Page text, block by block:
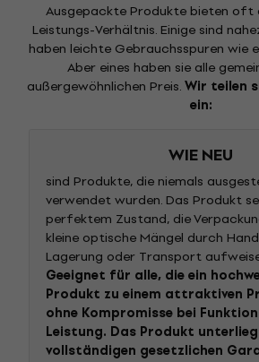
Ausgepackte Produkte bieten oft
Leistungs-Verhältnis. Einige sind
haben leichte Gebrauchsspuren wie
Aber eines haben sie alle
außergewöhnlichen Preis.Wir teilen
ein:
WIE NEU
sind Produkte, die niemals
verwendet wurden. Das Produkt
perfektem Zustand, die
kleine optische Mängel durch
Lagerung oder Transport
Geeignet für alle, die ein
Produkt zu einem attraktiven
ohne Kompromisse bei
Leistung. Das Produkt
vollständigen gesetzlichen